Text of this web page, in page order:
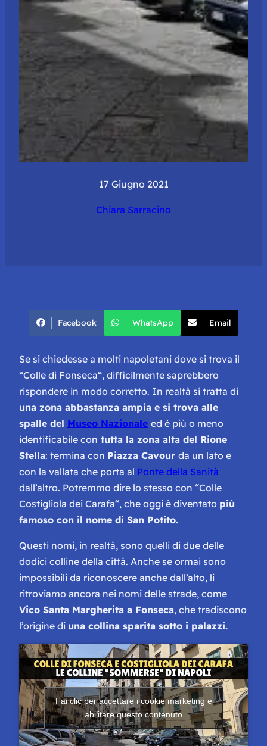
17 Giugno 2021
Chiara Sarracino
Facebook WhatsApp Email
Se si chiedesse a molti napoletani dove si trova il
“Colle di Fonseca“, difficilmente saprebbero
rispondere in modo corretto. In realtà si tratta di
una zona abbastanza ampia e si trova alle
spalle del Museo Nazionale ed è più o meno
identificabile con tutta la zona alta del Rione
Stella: termina con Piazza Cavour da un lato e
con la vallata che porta al Ponte della Sanità
dall’altro. Potremmo dire lo stesso con “Colle
Costigliola dei Carafa“, che oggi è diventato più
famoso con il nome di San Potito.
Questi nomi, in realtà, sono quelli di due delle
dodici colline della città. Anche se ormai sono
impossibili da riconoscere anche dall’alto, li
ritroviamo ancora nei nomi delle strade, come
Vico Santa Margherita a Fonseca, che tradiscono
l’origine di una collina sparita sotto i palazzi.
Fai clic per accettare i cookie marketing e
abilitare questo contenuto